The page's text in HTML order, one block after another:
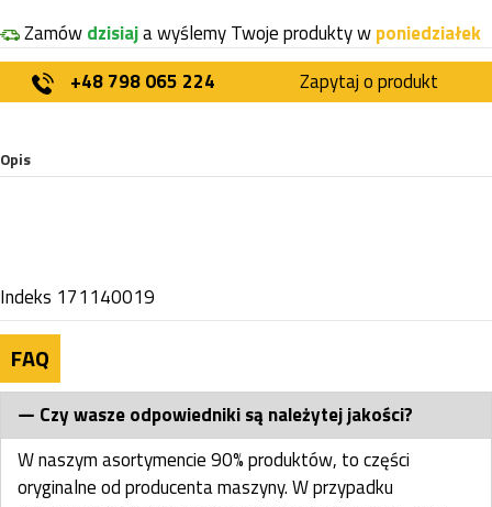
Zamówdzisiaja wyślemy Twoje produkty wponiedziałek
+48 798 065 224
Zapytaj o produkt
Opis
Indeks 171140019
FAQ
Czy wasze odpowiedniki są należytej jakości?
W naszym asortymencie 90% produktów, to części
oryginalne od producenta maszyny. W przypadku